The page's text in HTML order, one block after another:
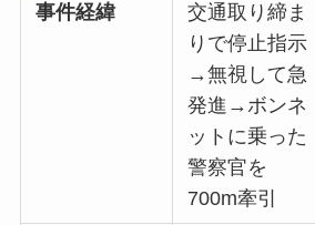
事件経緯
交通取り締ま
りで停止指示
→無視して急
発進→ボンネ
ットに乗った
警察官を
700m牽引